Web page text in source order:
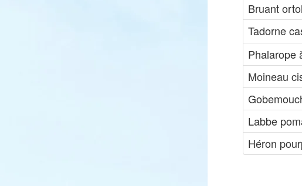
Bruant
Tadorne
Phalarope
Moineau
Labbe
Héron